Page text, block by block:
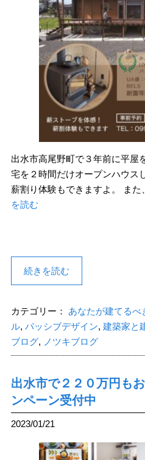
出水市高尾野町で３年前に平屋
宅を２時間だけオープンハウス
薪割り体験もできますよ。 ま
を読む
続きを読む
カテゴリー： あなたが建てるべ
ル, パッシブデザイン, 建築家と
ブログ, ノツキブログ
出水市で２２０万円も
ンペーン受付中
2023/01/21